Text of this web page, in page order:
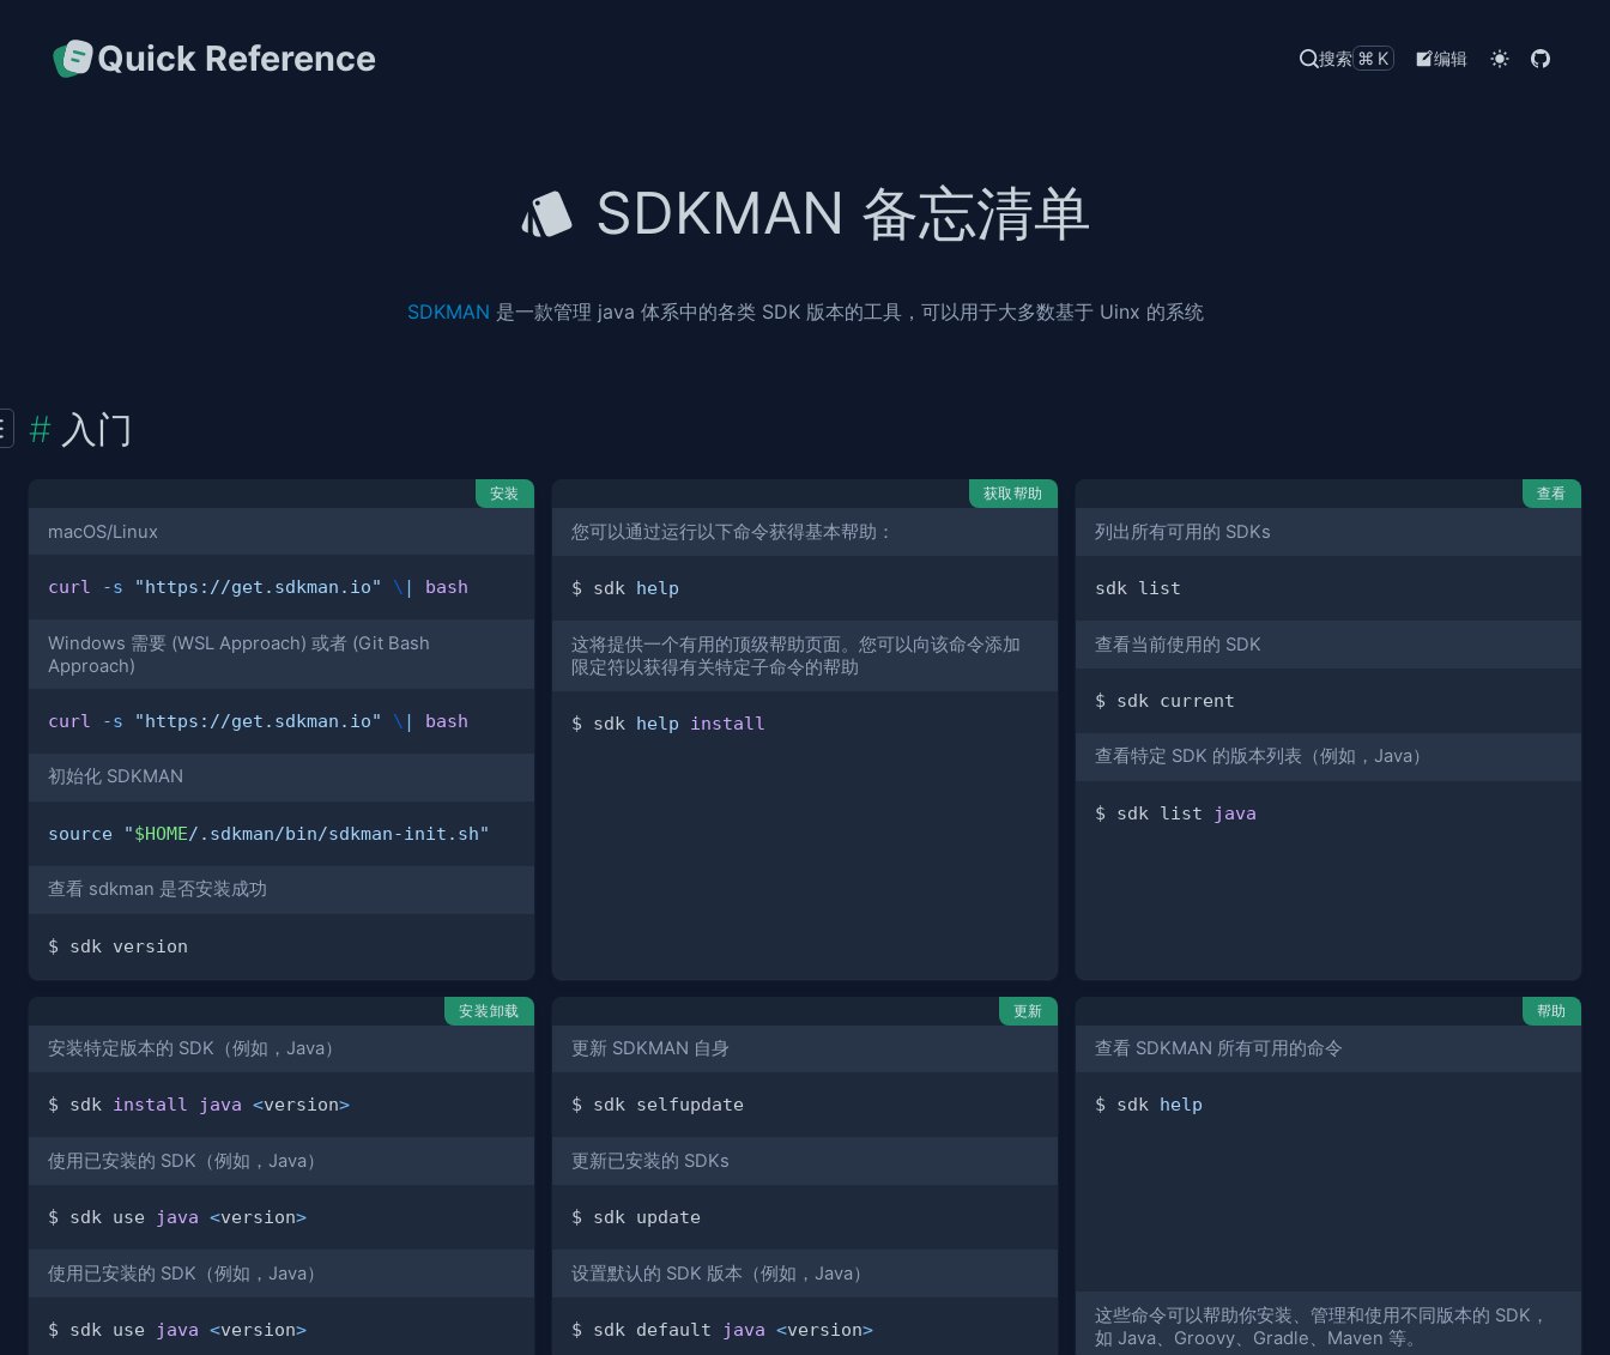
Quick Reference 搜索 ⌘K 编辑
SDKMAN 备忘清单
SDKMAN 是一款管理 java 体系中的各类 SDK 版本的工具，可以用于大多数基于 Uinx 的系统
入门
安装
macOS/Linux
curl -s "https://get.sdkman.io" \ | bash
Windows 需要 (WSL Approach) 或者 (Git Bash
Approach)
curl -s "https://get.sdkman.io" \ | bash
初始化 SDKMAN
source "$HOME/.sdkman/bin/sdkman-init.sh"
查看 sdkman 是否安装成功
获取帮助
您可以通过运行以下命令获得基本帮助：
$ sdk help
这将提供一个有用的顶级帮助页面。您可以向该命令添加
限定符以获得有关特定子命令的帮助
$ sdk help install
查看
列出所有可用的 SDKs
查看当前使用的 SDK
查看特定 SDK 的版本列表（例如，Java）
$ sdk list java
安装卸载
安装特定版本的 SDK（例如，Java）
$ sdk install java <version>
使用已安装的 SDK（例如，Java）
$ sdk use java <version>
使用已安装的 SDK（例如，Java）
$ sdk use java <version>
更新
更新 SDKMAN 自身
更新已安装的 SDKs
设置默认的 SDK 版本（例如，Java）
$ sdk default java <version>
帮助
查看 SDKMAN 所有可用的命令
$ sdk help
这些命令可以帮助你安装、管理和使用不同版本的 SDK，
如 Java、Groovy、Gradle、Maven 等。